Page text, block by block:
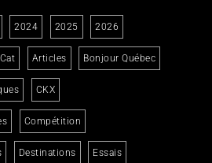
2024 2025 2026
Articles Bonjour Québec
CKX
Compétition
Destinations Essais